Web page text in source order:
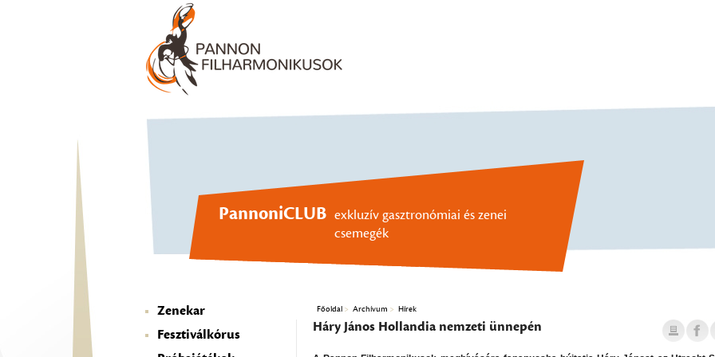
PannoniCLUB exkluzív gasztronómiai és zenei
csemegék
Zenekar
Fesztiválkórus
Főoldal Archívum Hírek
Háry János Hollandia nemzeti ünnepén